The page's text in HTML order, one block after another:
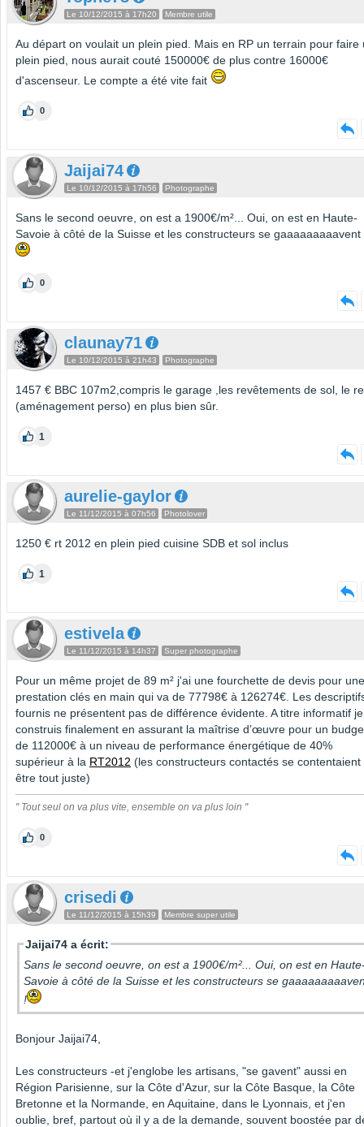
Le 10/12/2015 à 17h20 Membre utile
Au départ on voulait un plein pied. Mais en RP un terrain pour faire
plein pied, nous aurait couté 150000€ de plus contre 16000€
d'ascenseur. Le compte a été vite fait
0
Jaijai74
Le 10/12/2015 à 17h56 Photographe
Sans le second oeuvre, on est a 1900€/m²... Oui, on est en Haute-
Savoie à côté de la Suisse et les constructeurs se gaaaaaaaaavent
0
claunay71
Le 10/12/2015 à 21h43 Photographe
1457 € BBC 107m2,compris le garage ,les revêtements de sol, le
(aménagement perso) en plus bien sûr.
1
aurelie-gaylor
Le 11/12/2015 à 07h56 Photolover
1250 € rt 2012 en plein pied cuisine SDB et sol inclus
1
estivela
Le 11/12/2015 à 14h37 Super photographe
Pour un même projet de 89 m² j'ai une fourchette de devis pour une
prestation clés en main qui va de 77798€ à 126274€. Les
fournis ne présentent pas de différence évidente. A titre informatif je
construis finalement en assurant la maîtrise d’œuvre pour un
de 112000€ à un niveau de performance énergétique de 40%
supérieur à la RT2012 (les constructeurs contactés se contentaient
être tout juste)
'' Tout seul on va plus vite, ensemble on va plus loin ''
0
crisedi
Le 11/12/2015 à 15h39 Membre super utile
Jaijai74 a écrit:
Sans le second oeuvre, on est a 1900€/m²... Oui, on est en
Savoie à côté de la Suisse et les constructeurs se
!
Bonjour Jaijai74,
Les constructeurs -et j'englobe les artisans, "se gavent" aussi en
Région Parisienne, sur la Côte d'Azur, sur la Côte Basque, la Côte
Bretonne et la Normande, en Aquitaine, dans le Lyonnais, et j'en
oublie, bref, partout où il y a de la demande, souvent boostée par